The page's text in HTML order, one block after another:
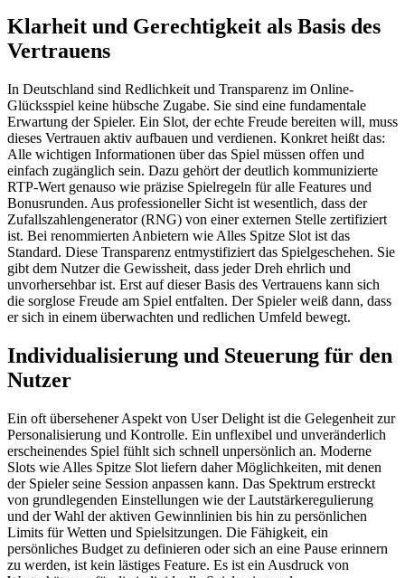
Klarheit und Gerechtigkeit als Basis des
Vertrauens
In Deutschland sind Redlichkeit und Transparenz im Online-
Glücksspiel keine hübsche Zugabe. Sie sind eine fundamentale
Erwartung der Spieler. Ein Slot, der echte Freude bereiten will, muss
dieses Vertrauen aktiv aufbauen und verdienen. Konkret heißt das:
Alle wichtigen Informationen über das Spiel müssen offen und
einfach zugänglich sein. Dazu gehört der deutlich kommunizierte
RTP-Wert genauso wie präzise Spielregeln für alle Features und
Bonusrunden. Aus professioneller Sicht ist wesentlich, dass der
Zufallszahlengenerator (RNG) von einer externen Stelle zertifiziert
ist. Bei renommierten Anbietern wie Alles Spitze Slot ist das
Standard. Diese Transparenz entmystifiziert das Spielgeschehen. Sie
gibt dem Nutzer die Gewissheit, dass jeder Dreh ehrlich und
unvorhersehbar ist. Erst auf dieser Basis des Vertrauens kann sich
die sorglose Freude am Spiel entfalten. Der Spieler weiß dann, dass
er sich in einem überwachten und redlichen Umfeld bewegt.
Individualisierung und Steuerung für den
Nutzer
Ein oft übersehener Aspekt von User Delight ist die Gelegenheit zur
Personalisierung und Kontrolle. Ein unflexibel und unveränderlich
erscheinendes Spiel fühlt sich schnell unpersönlich an. Moderne
Slots wie Alles Spitze Slot liefern daher Möglichkeiten, mit denen
der Spieler seine Session anpassen kann. Das Spektrum erstreckt
von grundlegenden Einstellungen wie der Lautstärkeregulierung
und der Wahl der aktiven Gewinnlinien bis hin zu persönlichen
Limits für Wetten und Spielsitzungen. Die Fähigkeit, ein
persönliches Budget zu definieren oder sich an eine Pause erinnern
zu werden, ist kein lästiges Feature. Es ist ein Ausdruck von